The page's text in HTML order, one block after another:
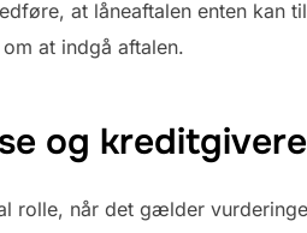
at låneaftalen enten
at indgå aftalen.
og
rolle, når det gælder